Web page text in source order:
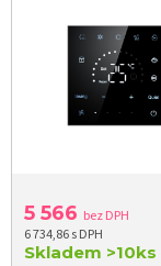
5 566 bez DPH
6 734,86 s DPH
Skladem >10ks